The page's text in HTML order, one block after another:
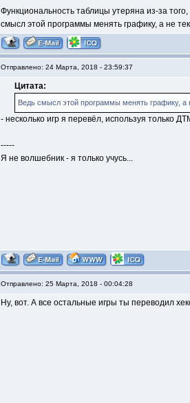
Функциональность таблицы утеряна из-за
смысл этой программы менять графику, а не
Отправлено: 24 Марта, 2018 - 23:59:37
Цитата:
Ведь смысл этой программы менять графику, а
- несколько игр я перевёл, используя только
-----
Я не волшебник - я только учусь...
Отправлено: 25 Марта, 2018 - 00:04:28
Ну, вот. А все остальные игры ты переводил